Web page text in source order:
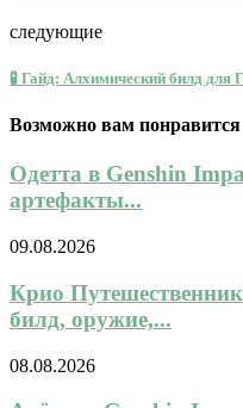
следующие
🧪 Гайд: Алхимический билд
Возможно вам понравится
Одетта в Genshin
артефакты...
09.08.2026
Крио
билд, оружие,...
08.08.2026